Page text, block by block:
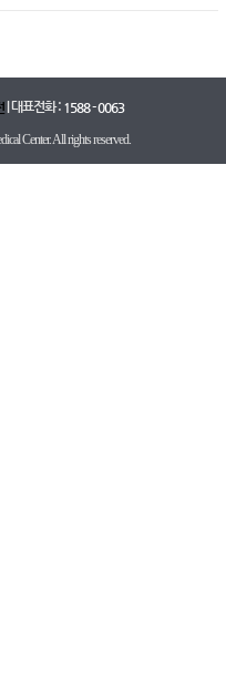
| 대표전화 : 1588 - 0063
Center. All rights reserved.